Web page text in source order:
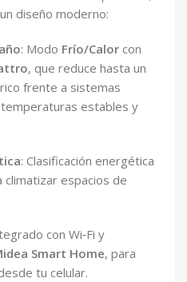
diseño moderno:
: Modo Frío/Calor con
, que reduce hasta un
frente a sistemas
estables y
: Clasificación energética
climatizar espacios de
con Wi‑Fi y
Smart Home, para
tu celular.